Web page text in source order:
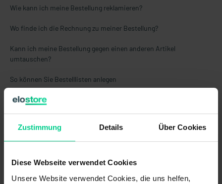
Zustimmung Details Über Cookies
Diese Webseite verwendet Cookies
Unsere Website verwendet Cookies, die uns helfen,
Wie kann ich meine Bestellung reklamieren?
Wo finde ich die Rechnung zu meiner Bestellung?
Kann ich meine Bestellung gegen einen anderen Artikel
umtauschen?
So können Sie Bestelllisten anlegen
Wo finde ich die Übersicht meiner getätigten Bestellungen?
Wir bedauern, dass es bei Ihnen zu Bestellproblemen in unserem
auf.